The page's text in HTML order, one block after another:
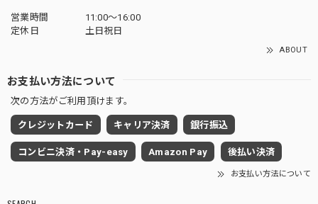
営業時間
11:00～16:00
定休日
土日祝日
ABOUT
お支払い方法について
次の方法がご利用頂けます。
クレジットカード キャリア決済 銀行振込
コンビニ決済・Pay-easy Amazon Pay 後払い決済
お支払い方法について